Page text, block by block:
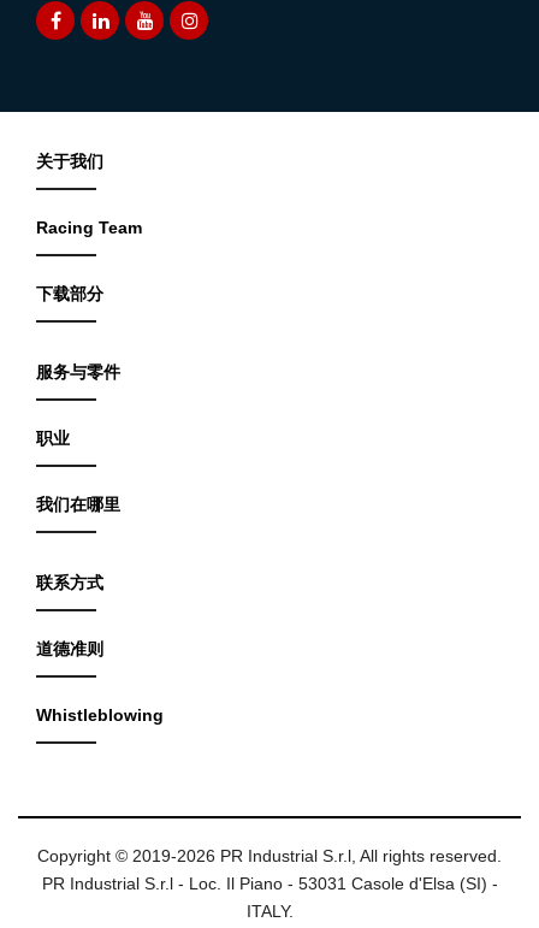
关于我们
Racing Team
下载部分
服务与零件
职业
我们在哪里
联系方式
道德准则
Whistleblowing
Copyright © 2019-2026 PR Industrial S.r.l, All rights reserved.
PR Industrial S.r.l - Loc. Il Piano - 53031 Casole d'Elsa (SI) -
ITALY.